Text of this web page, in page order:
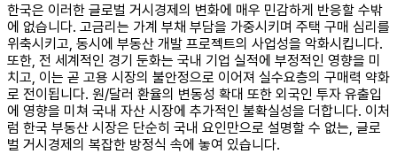
한국은 이러한 글로벌 거시경제의 변화에 매우 민감하게 반응할 수밖
에 없습니다. 고금리는 가계 부채 부담을 가중시키며 주택 구매 심리를
위축시키고, 동시에 부동산 개발 프로젝트의 사업성을 악화시킵니다.
또한, 전 세계적인 경기 둔화는 국내 기업 실적에 부정적인 영향을 미
치고, 이는 곧 고용 시장의 불안정으로 이어져 실수요층의 구매력 약화
로 전이됩니다. 원/달러 환율의 변동성 확대 또한 외국인 투자 유출입
에 영향을 미쳐 국내 자산 시장에 추가적인 불확실성을 더합니다. 이처
럼 한국 부동산 시장은 단순히 국내 요인만으로 설명할 수 없는, 글로
벌 거시경제의 복잡한 방정식 속에 놓여 있습니다.